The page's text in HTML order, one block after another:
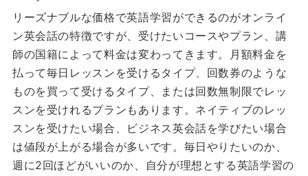
リーズナブルな価格で英語学習ができるのがオンライ
ン英会話の特徴ですが、受けたいコースやプラン、講
師の国籍によって料金は変わってきます。月額料金を
払って毎日レッスンを受けるタイプ、回数券のような
ものを買って受けるタイプ、または回数無制限でレッ
スンを受けれるプランもあります。ネイティブのレッ
スンを受けたい場合、ビジネス英会話を学びたい場合
は値段が上がる場合が多いです。毎日やりたいのか、
週に2回ほどがいいのか、自分が理想とする英語学習の